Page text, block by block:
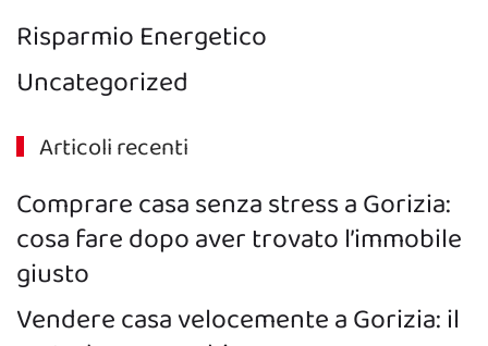
Risparmio Energetico
Uncategorized
Articoli recenti
Comprare casa senza stress a Gorizia:
cosa fare dopo aver trovato l’immobile
giusto
Vendere casa velocemente a Gorizia: il